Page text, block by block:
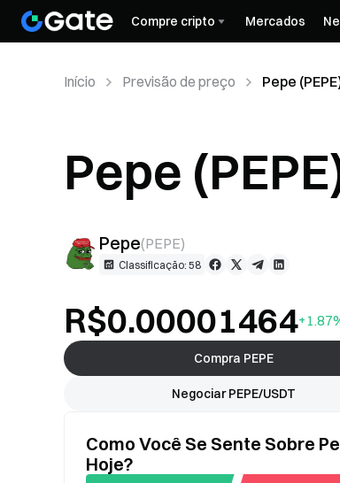
Compre cripto Mercados
Início Previsão de preço Pepe
Pepe
Pepe(PEPE)
Classificação: 58
R$0.00001464
Compra PEPE
Negociar PEPE/USDT
Como Você Se Sente Sobre
Hoje?